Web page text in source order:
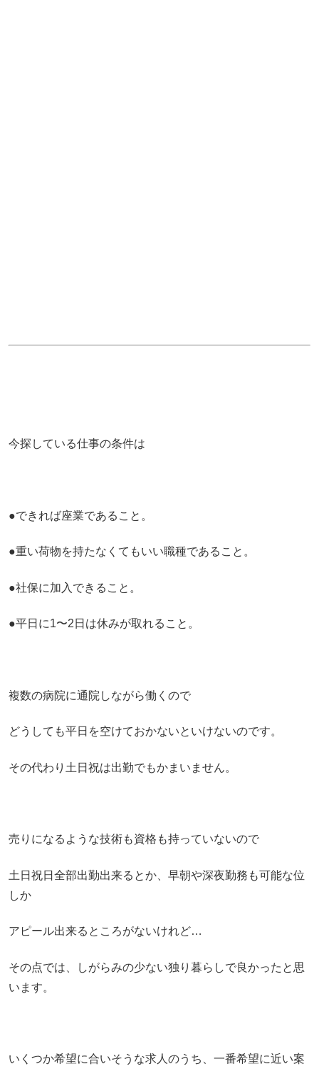
今探している仕事の条件は
●できれば座業であること。
●重い荷物を持たなくてもいい職種であること。
●社保に加入できること。
●平日に1〜2日は休みが取れること。
複数の病院に通院しながら働くので
どうしても平日を空けておかないといけないのです。
その代わり土日祝は出勤でもかまいません。
売りになるような技術も資格も持っていないので
土日祝日全部出勤出来るとか、早朝や深夜勤務も可能な位
しか
アピール出来るところがないけれど…
その点では、しがらみの少ない独り暮らしで良かったと思
います。
いくつか希望に合いそうな求人のうち、一番希望に近い案